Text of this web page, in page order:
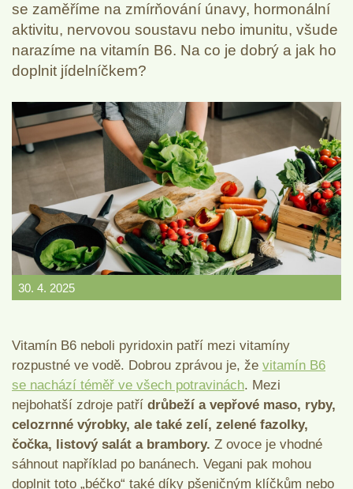
se zaměříme na zmírňování únavy, hormonální
aktivitu, nervovou soustavu nebo imunitu, všude
narazíme na vitamín B6. Na co je dobrý a jak ho
doplnit jídelníčkem?
30. 4. 2025
Vitamín B6 neboli pyridoxin patří mezi vitamíny
rozpustné ve vodě. Dobrou zprávou je, že vitamín B6
se nachází téměř ve všech potravinách. Mezi
nejbohatší zdroje patří drůbeží a vepřové maso, ryby,
celozrnné výrobky, ale také zelí, zelené fazolky,
čočka, listový salát a brambory. Z ovoce je vhodné
sáhnout například po banánech. Vegani pak mohou
doplnit toto „béčko“ také díky pšeničným klíčkům nebo